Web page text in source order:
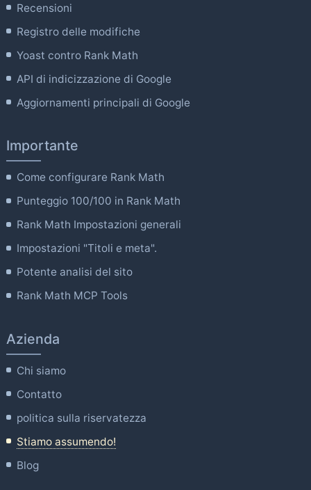
Recensioni
Registro delle modifiche
Yoast contro Rank Math
API di indicizzazione di Google
Aggiornamenti principali di Google
Importante
Come configurare Rank Math
Punteggio 100/100 in Rank Math
Rank Math Impostazioni generali
Impostazioni "Titoli e meta".
Potente analisi del sito
Rank Math MCP Tools
Azienda
Chi siamo
Contatto
politica sulla riservatezza
Stiamo assumendo!
Blog